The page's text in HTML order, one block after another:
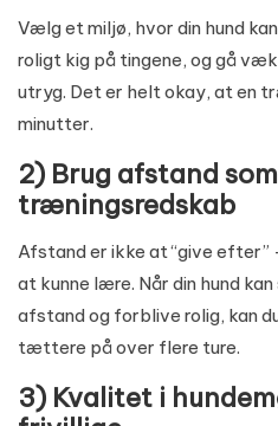
Vælg et miljø, hvor din hund
roligt kig på tingene, og gå
utryg. Det er helt okay, at en
minutter.
2) Brug afstand
træningsredskab
Afstand er ikke at “give
at kunne lære. Når din hund
afstand og forblive rolig, kan
tættere på over flere ture.
3) Kvalitet i